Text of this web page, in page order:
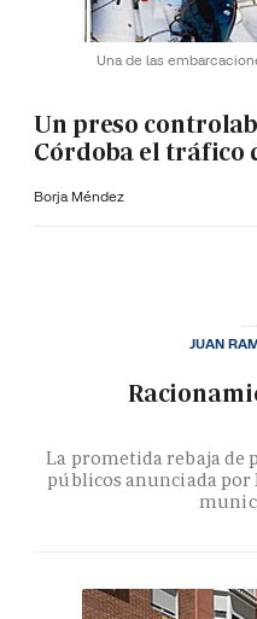
Una de las
Un preso
Córdoba el tráfico
Borja Méndez
La prometida rebaja de
públicos anunciada
JUAN